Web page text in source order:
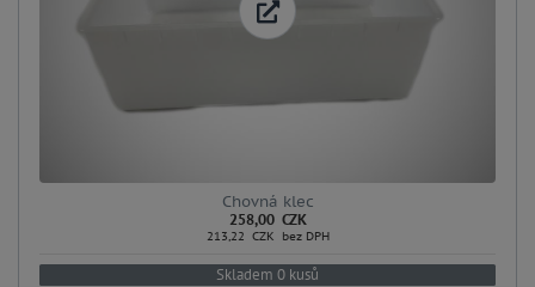
Chovná klec
258,00 CZK
213,22 CZK bez DPH
Skladem 0 kusů